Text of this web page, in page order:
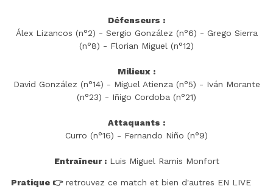
Défenseurs :
Álex Lizancos (n°2) - Sergio González (n°6) - Grego Sierra
(n°8) - Florian Miguel (n°12)
Milieux :
David González (n°14) - Miguel Atienza (n°5) - Iván Morante
(n°23) - Iñigo Cordoba (n°21)
Attaquants :
Curro (n°16) - Fernando Niño (n°9)
Entraîneur :Luis Miguel Ramis Monfort
Pratique 👉retrouvez ce match et bien d'autres EN LIVE